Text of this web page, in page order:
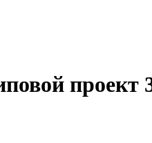
проект